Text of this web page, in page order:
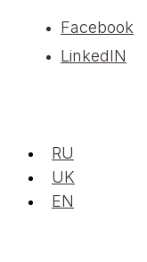
Facebook
LinkedIN
RU
UK
EN